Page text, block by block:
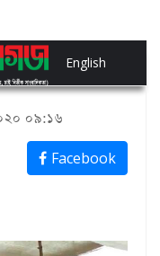
English
০৯:১৬
Facebook